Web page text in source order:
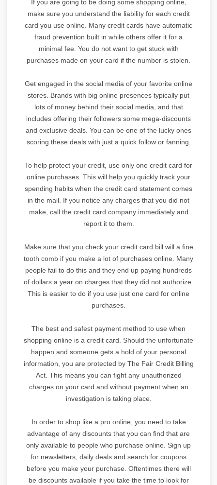
If you are going to be doing some shopping online,
make sure you understand the liability for each credit
card you use online. Many credit cards have automatic
fraud prevention built in while others offer it for a
minimal fee. You do not want to get stuck with
purchases made on your card if the number is stolen.
Get engaged in the social media of your favorite online
stores. Brands with big online presences typically put
lots of money behind their social media, and that
includes offering their followers some mega-discounts
and exclusive deals. You can be one of the lucky ones
scoring these deals with just a quick follow or fanning.
To help protect your credit, use only one credit card for
online purchases. This will help you quickly track your
spending habits when the credit card statement comes
in the mail. If you notice any charges that you did not
make, call the credit card company immediately and
report it to them.
Make sure that you check your credit card bill will a fine
tooth comb if you make a lot of purchases online. Many
people fail to do this and they end up paying hundreds
of dollars a year on charges that they did not authorize.
This is easier to do if you use just one card for online
purchases.
The best and safest payment method to use when
shopping online is a credit card. Should the unfortunate
happen and someone gets a hold of your personal
information, you are protected by The Fair Credit Billing
Act. This means you can fight any unauthorized
charges on your card and without payment when an
investigation is taking place.
In order to shop like a pro online, you need to take
advantage of any discounts that you can find that are
only available to people who purchase online. Sign up
for newsletters, daily deals and search for coupons
before you make your purchase. Oftentimes there will
be discounts available if you take the time to look for